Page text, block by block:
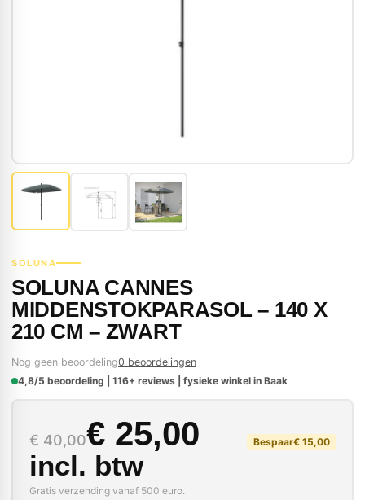
SOLUNA
SOLUNA CANNES
MIDDENSTOKPARASOL – 140 X
210 CM – ZWART
Nog geen beoordeling0 beoordelingen
4,8/5 beoordeling | 116+ reviews | fysieke winkel in Baak
€40,00
Oorspronkelijke
€25,00
Huidige prijs is: €
incl. btw
Bespaar€15,00
Gratis verzending vanaf 500 euro.